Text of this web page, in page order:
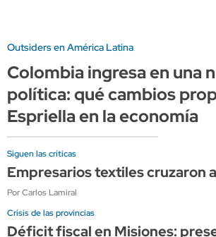
Outsiders en América Latina
Colombia ingresa en una
política: qué cambios
Espriella en la economía
Siguen las críticas
Empresarios textiles cruzaron
Por Carlos Lamiral
Crisis de las provincias
Déficit fiscal en Misiones: